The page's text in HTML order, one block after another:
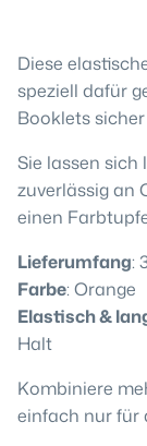
Diese
speziell dafür
Booklets
Sie lassen sich
zuverlässig an
einen
Lieferumfang:
Farbe: Orange
Elastisch &
Halt
Kombiniere
einfach nur für